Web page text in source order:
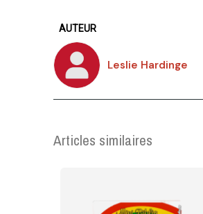
AUTEUR
Leslie Hardinge
Articles similaires